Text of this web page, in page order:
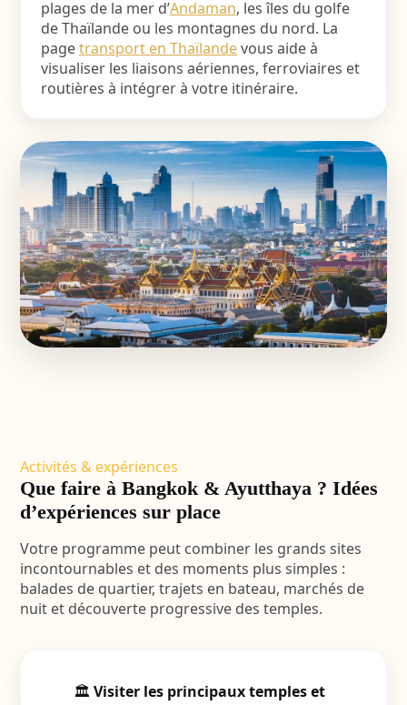
plages de la mer d’Andaman, les îles du golfe
de Thaïlande ou les montagnes du nord. La
pagetransport en Thaïlandevous aide à
visualiser les liaisons aériennes, ferroviaires et
routières à intégrer à votre itinéraire.
Activités & expériences
Que faire à Bangkok & Ayutthaya ? Idées
d’expériences sur place
Votre programme peut combiner les grands sites
incontournables et des moments plus simples :
balades de quartier, trajets en bateau, marchés de
nuit et découverte progressive des temples.
🏛️ Visiter les principaux temples et